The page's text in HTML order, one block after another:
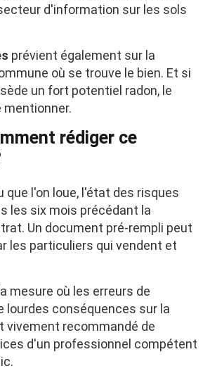
d'information sur les sols
prévient également sur la
où se trouve le bien. Et si
un fort potentiel radon, le
rédiger ce
que l'on loue, l'état des risques
les six mois précédant la
Un document pré-rempli peut
les particuliers qui vendent et
mesure où les erreurs de
lourdes conséquences sur la
vivement recommandé de
d'un professionnel compétent